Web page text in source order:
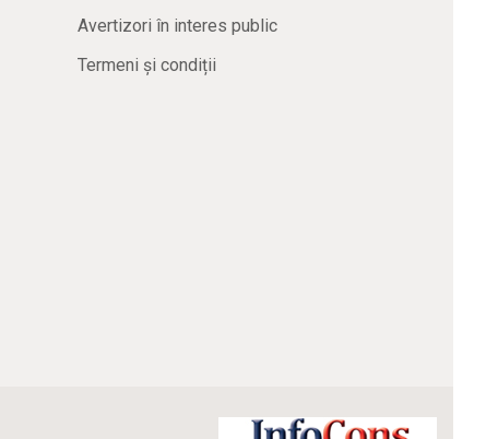
Avertizori în interes public
Termeni și condiții